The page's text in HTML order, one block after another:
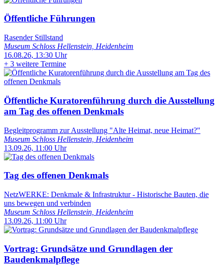
Öffentliche Führungen
Rasender Stillstand
Museum Schloss Hellenstein, Heidenheim
16.08.26, 13:30 Uhr
+ 3 weitere Termine
Öffentliche Kuratorenführung durch die Ausstellung
am Tag des offenen Denkmals
Begleitprogramm zur Ausstellung "Alte Heimat, neue Heimat?"
Museum Schloss Hellenstein, Heidenheim
13.09.26, 11:00 Uhr
Tag des offenen Denkmals
NetzWERKE: Denkmale & Infrastruktur - Historische Bauten, die
uns bewegen und verbinden
Museum Schloss Hellenstein, Heidenheim
13.09.26, 11:00 Uhr
Vortrag: Grundsätze und Grundlagen der
Baudenkmalpflege